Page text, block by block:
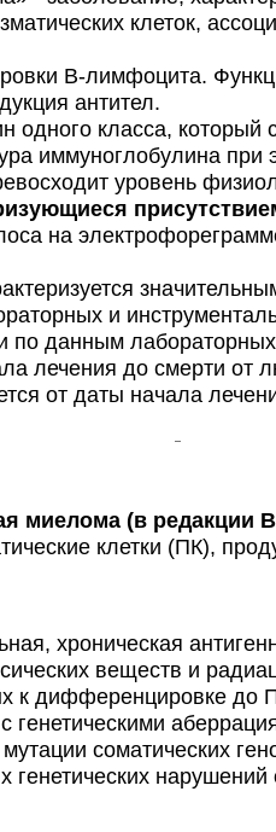
клеток,
В-лимфоцита.
антител.
одного класса, который
иммуноглобулина
уровень
на
и
по данным
лечения до смерти
от даты начала
миелома (в редакции
клетки (ПК),
хроническая
веществ и
к дифференцировке
соматических